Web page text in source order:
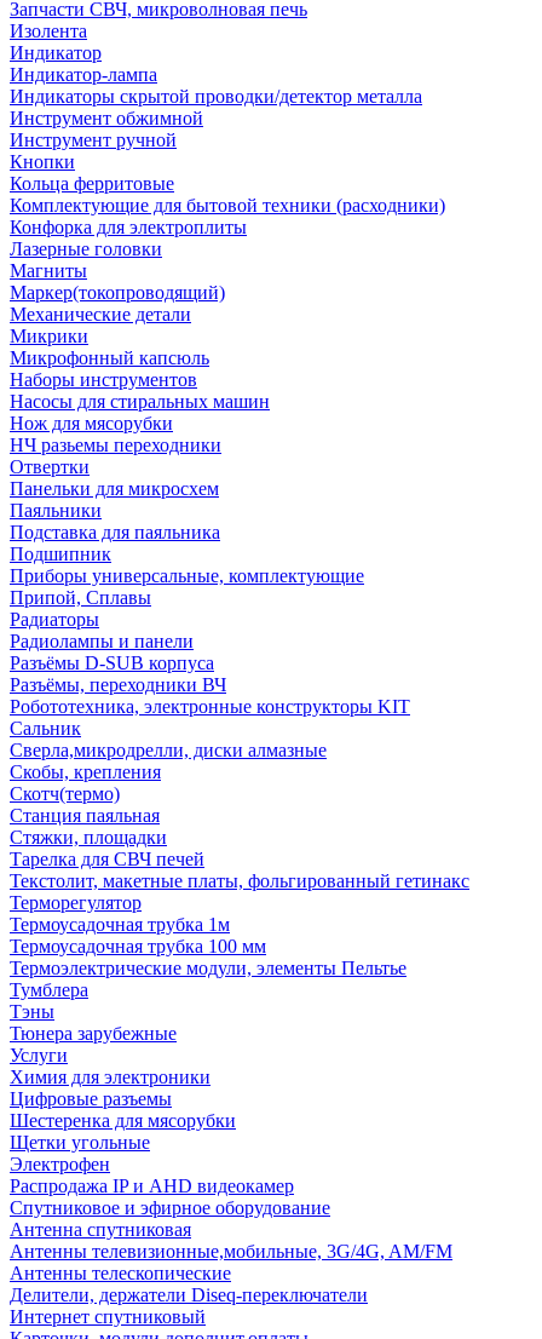
Запчасти СВЧ, микроволновая печь
Изолента
Индикатор
Индикатор-лампа
Индикаторы скрытой проводки/детектор металла
Инструмент обжимной
Инструмент ручной
Кнопки
Кольца ферритовые
Комплектующие для бытовой техники (расходники)
Конфорка для электроплиты
Лазерные головки
Магниты
Маркер(токопроводящий)
Механические детали
Микрики
Микрофонный капсюль
Наборы инструментов
Насосы для стиральных машин
Нож для мясорубки
НЧ разьемы переходники
Отвертки
Панельки для микросхем
Паяльники
Подставка для паяльника
Подшипник
Приборы универсальные, комплектующие
Припой, Сплавы
Радиаторы
Радиолампы и панели
Разъёмы D-SUB корпуса
Разъёмы, переходники ВЧ
Робототехника, электронные конструкторы KIT
Сальник
Сверла,микродрелли, диски алмазные
Скобы, крепления
Скотч(термо)
Станция паяльная
Стяжки, площадки
Тарелка для СВЧ печей
Текстолит, макетные платы, фольгированный гетинакс
Терморегулятор
Термоусадочная трубка 1м
Термоусадочная трубка 100 мм
Термоэлектрические модули, элементы Пельтье
Тумблера
Тэны
Тюнера зарубежные
Услуги
Химия для электроники
Цифровые разъемы
Шестеренка для мясорубки
Щетки угольные
Электрофен
Распродажа IP и AHD видеокамер
Спутниковое и эфирное оборудование
Антенна спутниковая
Антенны телевизионные,мобильные, 3G/4G, AM/FM
Антенны телескопические
Делители, держатели Diseq-переключатели
Интернет спутниковый